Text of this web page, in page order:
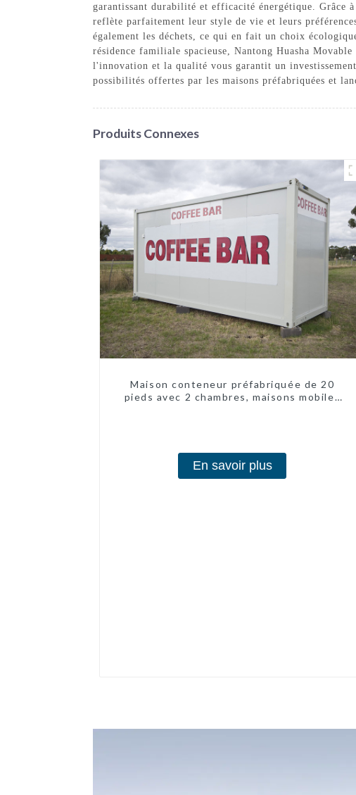
garantissant durabilité et efficacité énergétique. Grâce
reflète parfaitement leur style de vie et leurs
également les déchets, ce qui en fait un choix
résidence familiale spacieuse, Nantong Huasha
l'innovation et la qualité vous garantit un
possibilités offertes par les maisons préfabriquées et
Produits Connexes
Maison conteneur préfabriquée de 20
pieds avec 2 chambres, maisons mobiles
En savoir plus